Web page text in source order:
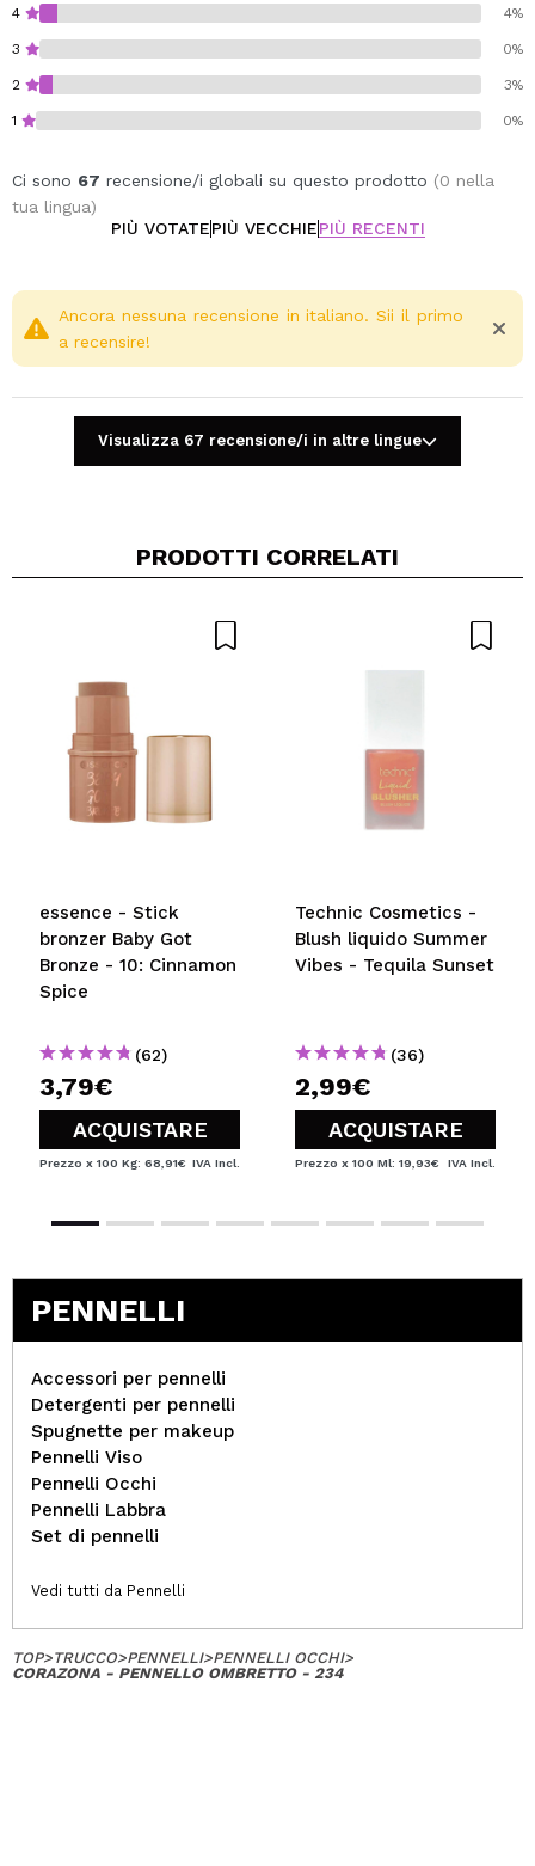
4 4%
3 0%
2 3%
1 0%
Ci sono 67 recensione/i globali su questo prodotto (0 nella
tua lingua)
PIÙ VOTATEPIÙ VECCHIEPIÙ RECENTI
Condividi un video o una foto
Ancora nessuna recensione in italiano. Sii il primo
a recensire!
Visualizza 67 recensione/i in altre lingue
PRODOTTI CORRELATI
essence - Stick
bronzer Baby Got
Bronze - 10: Cinnamon
Spice
(62)
3,79€
ACQUISTARE
Prezzo x 100 Kg: 68,91€ IVA Incl.
Technic Cosmetics -
Blush liquido Summer
Vibes - Tequila Sunset
(36)
2,99€
ACQUISTARE
Prezzo x 100 Ml: 19,93€ IVA Incl.
PENNELLI
Accessori per pennelli
Detergenti per pennelli
Spugnette per makeup
Pennelli Viso
Pennelli Occhi
Pennelli Labbra
Set di pennelli
Vedi tutti da Pennelli
TOP>TRUCCO>PENNELLI>PENNELLI OCCHI>
CORAZONA - PENNELLO OMBRETTO - 234